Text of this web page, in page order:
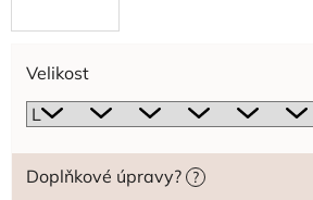
Velikost
Doplňkové úpravy? ?